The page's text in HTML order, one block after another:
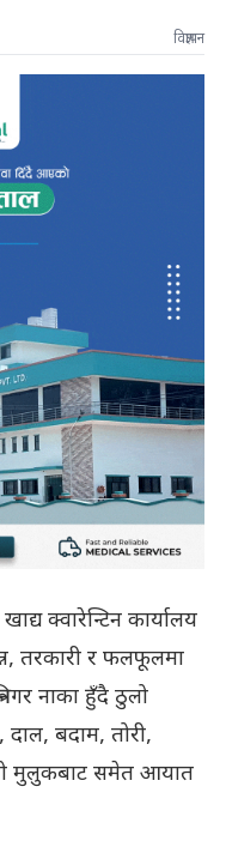
विज्ञापन
क्वारेन्टिन कार्यालय
तरकारी र फलफूलमा
नाका हुँदै ठुलो
बदाम, तोरी,
मुलुकबाट समेत आयात